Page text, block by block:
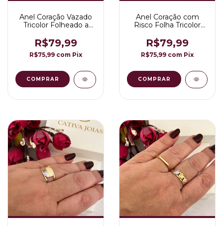
Anel Coração Vazado
Tricolor Folheado a
R$79,99
R$75,99 com Pix
COMPRAR
Anel Coração com
Risco Folha Tricolor
R$79,99
R$75,99 com Pix
COMPRAR